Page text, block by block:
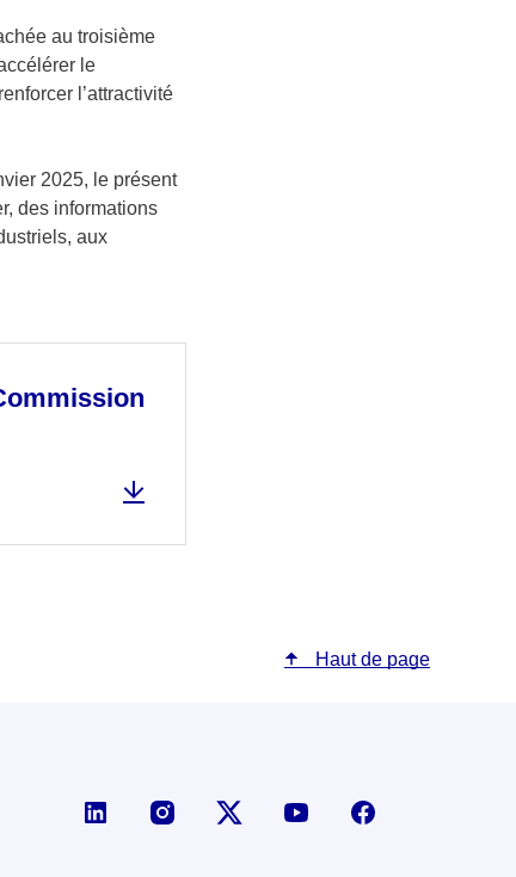
au troisième
le
l’attractivité
2025, le présent
des informations
aux
Haut de page
Page LinkedIn de la DGECompte X (ex-Twitter) de la